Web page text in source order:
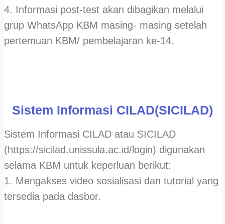
4. Informasi post-test akan dibagikan melalui
grup WhatsApp KBM masing- masing setelah
pertemuan KBM/ pembelajaran ke-14.
Sistem Informasi CILAD(SICILAD)
Sistem Informasi CILAD atau SICILAD
(https://sicilad.unissula.ac.id/login) digunakan
selama KBM untuk keperluan berikut:
1. Mengakses video sosialisasi dan tutorial yang
tersedia pada dasbor.